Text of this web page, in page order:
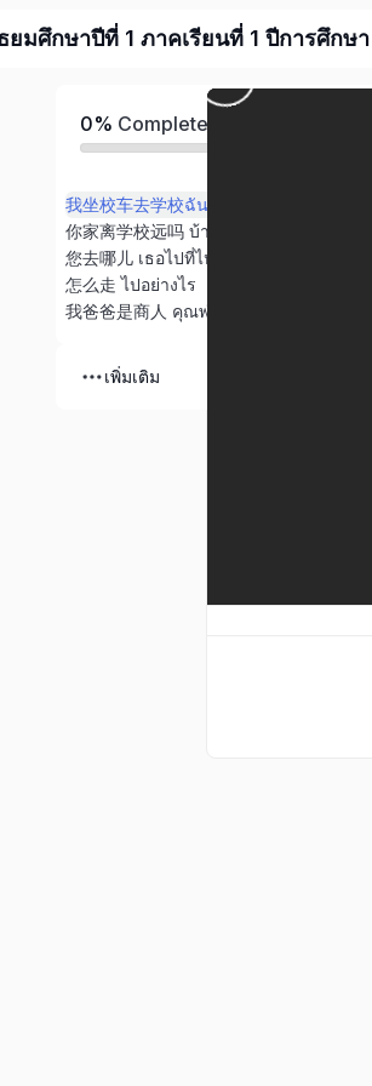
มศึกษาปีที่ 1 ภาคเรียนที่ 1 ปีการศึกษ
0% Completed
我坐校车去学校ฉันนั้งรถโรงเรียนไปโรงเ
您去哪儿 เธอไปที่ไหน
怎么走 ไปอย่างไร
我爸爸是商人 คุณพ่อของฉันเป็นพ่อค้า
เพิ่มเติม